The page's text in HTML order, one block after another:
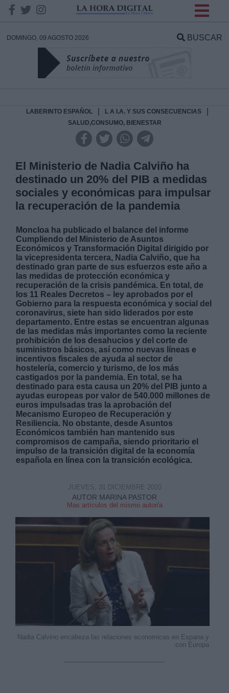
DOMINGO, 09 AGOSTO 2026 BUSCAR
LABERINTO ESPAÑOL L A I.A. Y SUS CONSECUENCIAS
SALUD,CONSUMO, BIENESTAR
El Ministerio de Nadia Calviño ha
destinado un 20% del PIB a medidas
sociales y económicas para impulsar
la recuperación de la pandemia
Moncloa ha publicado el balance del informe
Cumpliendo del Ministerio de Asuntos
Económicos y Transformación Digital dirigido por
la vicepresidenta tercera, Nadia Calviño, que ha
destinado gran parte de sus esfuerzos este año a
las medidas de protección económica y
recuperación de la crisis pandémica. En total, de
los 11 Reales Decretos – ley aprobados por el
Gobierno para la respuesta económica y social del
coronavirus, siete han sido liderados por este
departamento. Entre estas se encuentran algunas
de las medidas más importantes como la reciente
prohibición de los desahucios y del corte de
suministros básicos, así como nuevas líneas e
incentivos fiscales de ayuda al sector de
hostelería, comercio y turismo, de los más
castigados por la pandemia. En total, se ha
destinado para esta causa un 20% del PIB junto a
ayudas europeas por valor de 540.000 millones de
euros impulsadas tras la aprobación del
Mecanismo Europeo de Recuperación y
Resiliencia. No obstante, desde Asuntos
Económicos también han mantenido sus
compromisos de campaña, siendo prioritario el
impulso de la transición digital de la economía
española en línea con la transición ecológica.
AUTOR MARINA PASTOR
Mas artículos del mismo autor/a
JUEVES, 31 DICIEMBRE 2020
Nadia Calvino encabeza las relaciones economicas en Espana y
con Europa
DATOS
Responsable:
Destinatarios:
Derechos:
link
Información adicional
link